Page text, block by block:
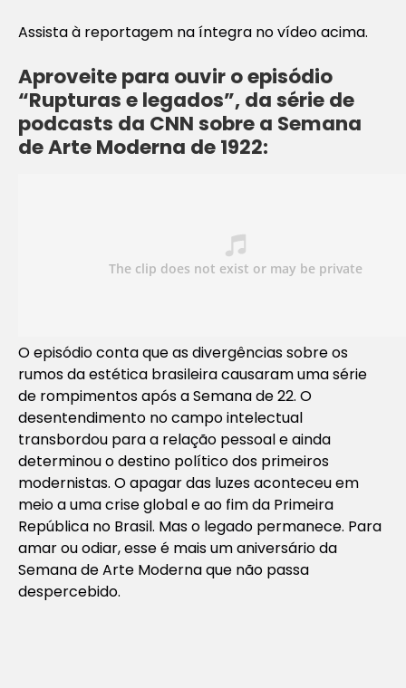
Assista à reportagem na íntegra no vídeo acima.
Aproveite para ouvir o episódio
“Rupturas e legados”, da série de
podcasts da CNN sobre a Semana
de Arte Moderna de 1922:
O episódio conta que as divergências sobre os
rumos da estética brasileira causaram uma série
de rompimentos após a Semana de 22. O
desentendimento no campo intelectual
transbordou para a relação pessoal e ainda
determinou o destino político dos primeiros
modernistas. O apagar das luzes aconteceu em
meio a uma crise global e ao fim da Primeira
República no Brasil. Mas o legado permanece. Para
amar ou odiar, esse é mais um aniversário da
Semana de Arte Moderna que não passa
despercebido.